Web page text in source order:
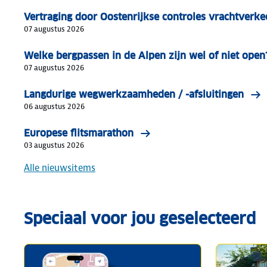
Vertraging door Oostenrijkse controles
07 augustus 2026
Welke bergpassen in de Alpen zijn wel of niet
07 augustus 2026
Langdurige wegwerkzaamheden / -afsluitingen
06 augustus 2026
Europese flitsmarathon
03 augustus 2026
Alle nieuwsitems
Speciaal voor jou geselecteerd